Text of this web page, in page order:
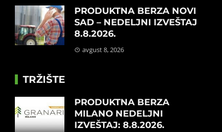
PRODUKTNA BERZA NOVI
SAD – NEDELJNI IZVEŠTAJ
8.8.2026.
avgust 8, 2026
TRŽIŠTE
PRODUKTNA BERZA
MILANO NEDELJNI
IZVEŠTAJ: 8.8.2026.